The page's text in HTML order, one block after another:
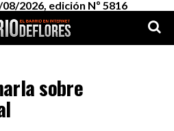
2026, edición Nº 5816
sobre